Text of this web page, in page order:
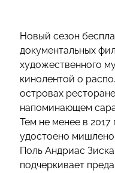
Новый сезон
документальных
художественного
кинолентой о
островах
напоминающем
Тем не менее в 2017
удостоено
Поль Андриас
подчеркивает